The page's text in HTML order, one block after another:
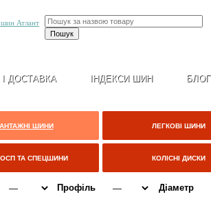
ДОСТАВКА ІНДЕКСИ ШИН БЛОГ
ШИНИ ЛЕГКОВІ ШИНИ
ТА СПЕЦШИНИ КОЛІСНІ ДИСКИ
Профіль Діаметр